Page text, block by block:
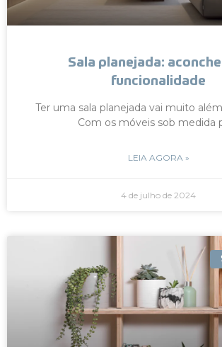
Sala planejada:
funcionalidade
Ter uma sala planejada vai muito
Com os móveis sob medida
LEIA AGORA »
4 de julho de 2024